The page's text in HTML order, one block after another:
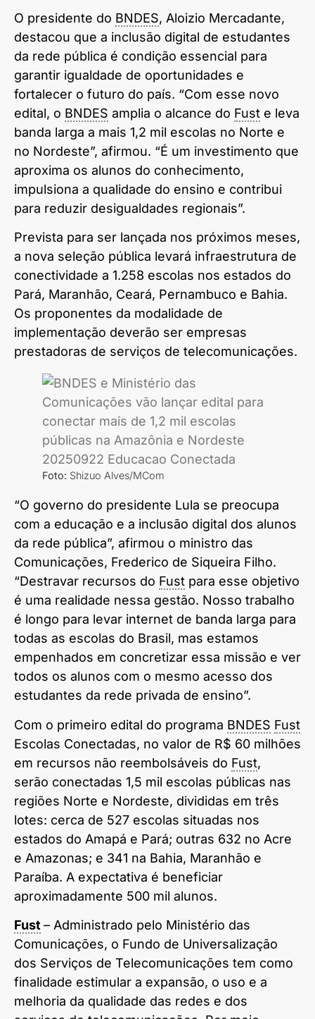
O presidente do BNDES, Aloizio Mercadante,
destacou que a inclusão digital de estudantes
da rede pública é condição essencial para
garantir igualdade de oportunidades e
fortalecer o futuro do país. “Com esse novo
edital, o BNDES amplia o alcance do Fust e leva
banda larga a mais 1,2 mil escolas no Norte e
no Nordeste”, afirmou. “É um investimento que
aproxima os alunos do conhecimento,
impulsiona a qualidade do ensino e contribui
para reduzir desigualdades regionais”.
Prevista para ser lançada nos próximos meses,
a nova seleção pública levará infraestrutura de
conectividade a 1.258 escolas nos estados do
Pará, Maranhão, Ceará, Pernambuco e Bahia.
Os proponentes da modalidade de
implementação deverão ser empresas
prestadoras de serviços de telecomunicações.
Foto: Shizuo Alves/MCom
“O governo do presidente Lula se preocupa
com a educação e a inclusão digital dos alunos
da rede pública”, afirmou o ministro das
Comunicações, Frederico de Siqueira Filho.
“Destravar recursos do Fust para esse objetivo
é uma realidade nessa gestão. Nosso trabalho
é longo para levar internet de banda larga para
todas as escolas do Brasil, mas estamos
empenhados em concretizar essa missão e ver
todos os alunos com o mesmo acesso dos
estudantes da rede privada de ensino”.
Com o primeiro edital do programa BNDES Fust
Escolas Conectadas, no valor de R$ 60 milhões
em recursos não reembolsáveis do Fust,
serão conectadas 1,5 mil escolas públicas nas
regiões Norte e Nordeste, divididas em três
lotes: cerca de 527 escolas situadas nos
estados do Amapá e Pará; outras 632 no Acre
e Amazonas; e 341 na Bahia, Maranhão e
Paraíba. A expectativa é beneficiar
aproximadamente 500 mil alunos.
Fust – Administrado pelo Ministério das
Comunicações, o Fundo de Universalização
dos Serviços de Telecomunicações tem como
finalidade estimular a expansão, o uso e a
melhoria da qualidade das redes e dos